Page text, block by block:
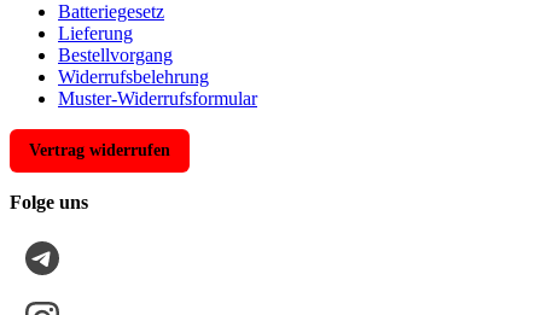
Batteriegesetz
Lieferung
Bestellvorgang
Widerrufsbelehrung
Muster-Widerrufsformular
Vertrag widerrufen
Folge uns